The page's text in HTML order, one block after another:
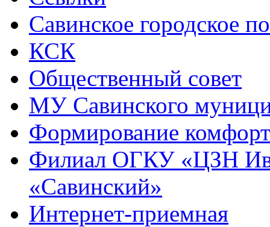
Савинское городское
КСК
Общественный совет
МУ Савинского
Формирование
Филиал ОГКУ «ЦЗН
«Савинский»
Интернет-приемная